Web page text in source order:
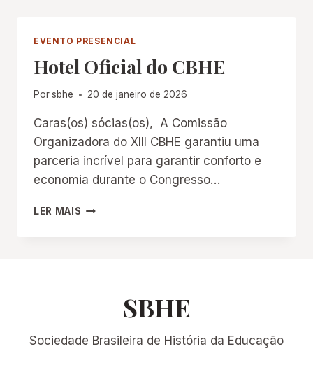
EVENTO PRESENCIAL
Hotel Oficial do CBHE
Porsbhe 20 de janeiro de 2026
Caras(os) sócias(os), A Comissão
Organizadora do XIII CBHE garantiu uma
parceria incrível para garantir conforto e
economia durante o Congresso…
LER MAIS HOTEL
SBHE
Sociedade Brasileira de História da Educação